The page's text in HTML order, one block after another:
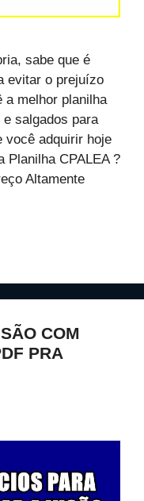
sabe que é
evitar o prejuízo
a melhor planilha
salgados para
você adquirir hoje
Planilha CPALEA ?
Altamente
COM
PRA